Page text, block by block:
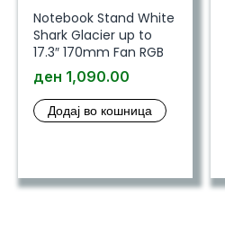
Notebook Stand White
Shark Glacier up to
17.3″ 170mm Fan RGB
ден 1,090.00
Додај во кошница